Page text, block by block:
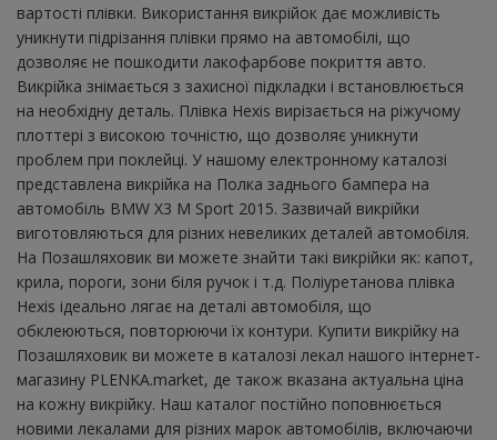
вартості плівки. Використання викрійок дає можливість
уникнути підрізання плівки прямо на автомобілі, що
дозволяє не пошкодити лакофарбове покриття авто.
Викрійка знімається з захисної підкладки і встановлюється
на необхідну деталь. Плівка Hexis вирізається на ріжучому
плоттері з високою точністю, що дозволяє уникнути
проблем при поклейці. У нашому електронному каталозі
представлена ​​викрійка на Полка заднього бампера на
автомобіль BMW X3 M Sport 2015. Зазвичай викрійки
виготовляються для різних невеликих деталей автомобіля.
На Позашляховик ви можете знайти такі викрійки як: капот,
крила, пороги, зони біля ручок і т.д. Поліуретанова плівка
Hexis ідеально лягає на деталі автомобіля, що
обклеюються, повторюючи їх контури. Купити викрійку на
Позашляховик ви можете в каталозі лекал нашого інтернет-
магазину PLENKA.market, де також вказана актуальна ціна
на кожну викрійку. Наш каталог постійно поповнюється
новими лекалами для різних марок автомобілів, включаючи